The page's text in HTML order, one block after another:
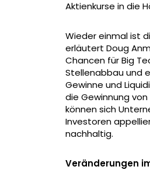
Aktienkurse in die
Wieder einmal ist
erläutert Doug
Chancen für Big
Stellenabbau und
Gewinne und
die Gewinnung
können sich
Investoren
nachhaltig.
Veränderungen